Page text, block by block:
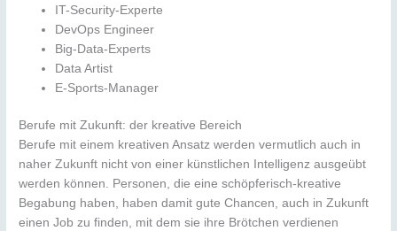
IT-Security-Experte
DevOps Engineer
Big-Data-Experts
Data Artist
E-Sports-Manager
Berufe mit Zukunft: der kreative Bereich
Berufe mit einem kreativen Ansatz werden vermutlich auch in
naher Zukunft nicht von einer künstlichen Intelligenz ausgeübt
werden können. Personen, die eine schöpferisch-kreative
Begabung haben, haben damit gute Chancen, auch in Zukunft
einen Job zu finden, mit dem sie ihre Brötchen verdienen